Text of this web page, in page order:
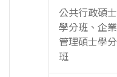
公共行政碩士
學分班、企業
管理碩士學分
班